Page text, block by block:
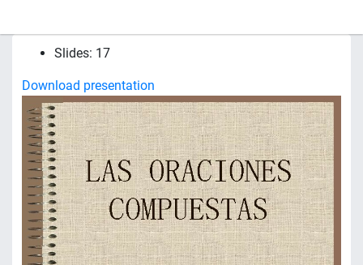
Slides: 17
Download presentation